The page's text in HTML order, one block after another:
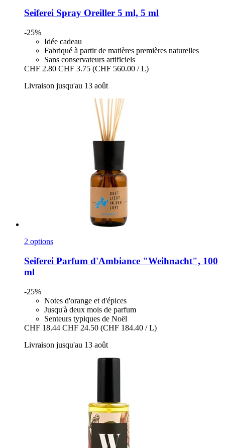
Seiferei Spray Oreiller 5 ml, 5 ml
-25%
Idée cadeau
Fabriqué à partir de matières premières naturelles
Sans conservateurs artificiels
CHF 2.80 CHF 3.75 (CHF 560.00 / L)
Livraison jusqu'au 13 août
2 options
Seiferei Parfum d'Ambiance "Weihnacht", 100
ml
-25%
Notes d'orange et d'épices
Jusqu'à deux mois de parfum
Senteurs typiques de Noël
CHF 18.44 CHF 24.50 (CHF 184.40 / L)
Livraison jusqu'au 13 août